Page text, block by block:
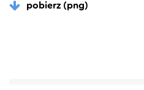
pobierz (png)